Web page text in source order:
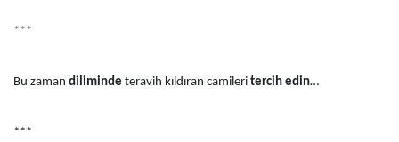
***
Bu zaman diliminde teravih kıldıran camileri tercih edin…
***